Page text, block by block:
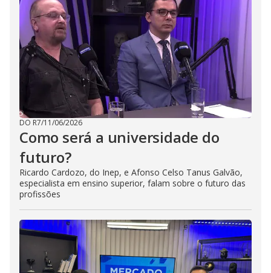
DO R7/11/06/2026
Como será a universidade do
futuro?
Ricardo Cardozo, do Inep, e Afonso Celso Tanus Galvão,
especialista em ensino superior, falam sobre o futuro das
profissões